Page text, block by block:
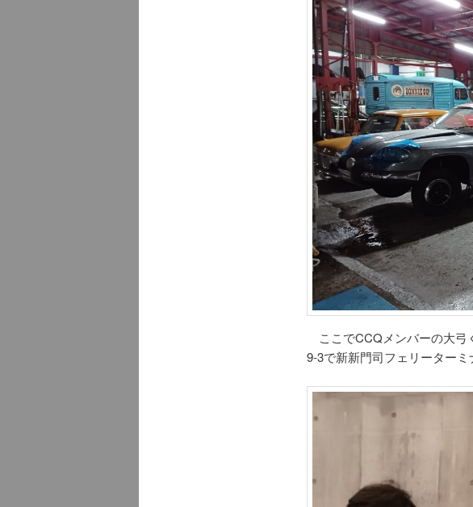
ここでCCQメンバーの大弓
9-3で新新門司フェリーターミ